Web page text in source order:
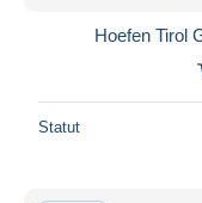
Hoefen Tirol
Statut